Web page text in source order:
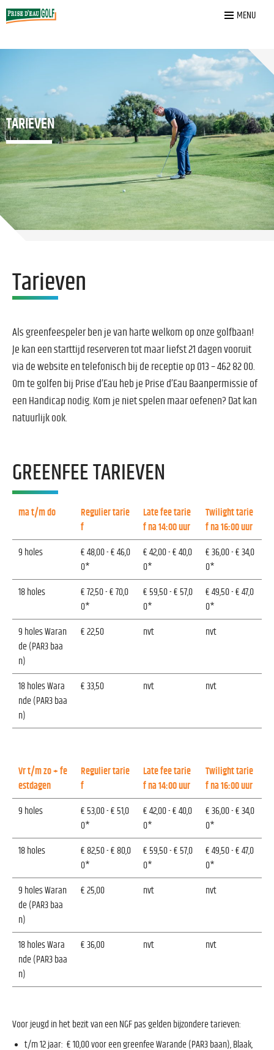
MENU
Home
TARIEVEN
Tarieven
​Als greenfeespeler ben je van harte welkom op onze golfbaan!
Je kan een starttijd reserveren tot maar liefst 21 dagen vooruit
via de website en telefonisch bij de receptie op 013 – 462 82 00.
Om te golfen bij Prise d’Eau heb je Prise d’Eau Baanpermissie of
een Handicap nodig. Kom je niet spelen maar oefenen? Dat kan
natuurlijk ook.
GREENFEE TARIEVEN
ma t/m do
Regulier tarie
f
Late fee tarie
f na 14:00 uur
Twilight tarie
f na 16:00 uur
9 holes
€ 48,00 - € 46,0
0*
€ 42,00 - € 40,0
0*
€ 36,00 - € 34,0
0*
18 holes
€ 72,50 - € 70,0
0*
€ 59,50 - € 57,0
0*
€ 49,50 - € 47,0
0*
9 holes Waran
de (PAR3 baa
n)
€ 22,50 nvt nvt
18 holes Wara
nde (PAR3 baa
n)
€ 33,50 nvt nvt
Vr t/m zo + fe
estdagen
Regulier tarie
f
Late fee tarie
f na 14:00 uur
Twilight tarie
f na 16:00 uur
9 holes
€ 53,00 - € 51,0
0*
€ 42,00 - € 40,0
0*
€ 36,00 - € 34,0
0*
18 holes
€ 82,50 - € 80,0
0*
€ 59,50 - € 57,0
0*
€ 49,50 - € 47,0
0*
9 holes Waran
de (PAR3 baa
n)
€ 25,00 nvt nvt
18 holes Wara
nde (PAR3 baa
n)
€ 36,00 nvt nvt
Voor jeugd in het bezit van een NGF pas gelden bijzondere tarieven:
t/m 12 jaar: € 10,00 voor een greenfee Warande (PAR3 baan), Blaak,